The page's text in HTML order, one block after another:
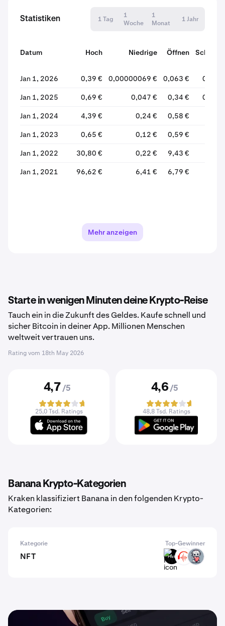
Statistiken 1 Tag
1
Woche
1
Monat
1 Jahr
Datum Hoch Niedrige Öffnen
Jan 1, 2026 0,39 € 0,00000069 € 0,063 € 0,041
Jan 1, 2025 0,69 € 0,047 € 0,34 € 0,061
Jan 1, 2024 4,39 € 0,24 € 0,58 €
Jan 1, 2023 0,65 € 0,12 € 0,59 €
Jan 1, 2022 30,80 € 0,22 € 9,43 €
Jan 1, 2021 96,62 € 6,41 € 6,79 €
Mehr anzeigen
Starte in wenigen Minuten deine Krypto-Reise
Tauch ein in die Zukunft des Geldes. Kaufe schnell und
sicher Bitcoin in deiner App. Millionen Menschen
weltweit vertrauen uns.
Rating vom 18th May 2026
4,7 /5
25,0 Tsd. Ratings
4,6 /5
48,8 Tsd. Ratings
Banana Krypto-Kategorien
Kraken klassifiziert Banana in den folgenden Krypto-
Kategorien:
Kategorie Top-Gewinner
NFT FWA BEAT EMT